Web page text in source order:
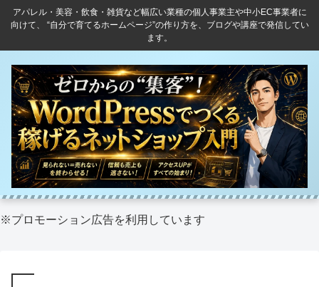
アパレル・美容・飲食・雑貨など幅広い業種の個人事業主や中小EC事業者に
向けて、 “自分で育てるホームページ”の作り方を、ブログや講座で発信してい
ます。
※プロモーション広告を利用しています